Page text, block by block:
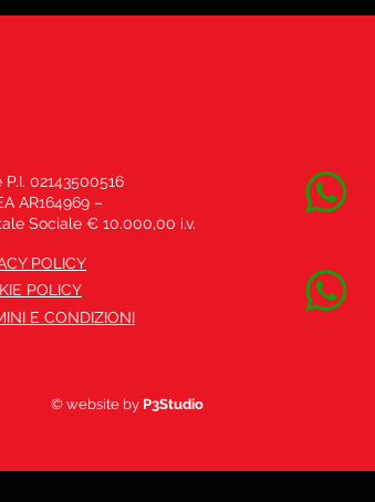
P.I. 02143500516
AR164969 –
Sociale € 10.000,00 i.v.
POLICY
POLICY
E CONDIZIONI
© website by P3Studio